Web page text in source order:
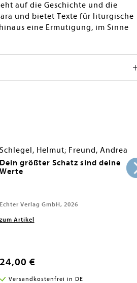
auf die Geschichte und die
und bietet Texte für liturgische
eine Ermutigung, im Sinne
Helmut; Freund, Andrea
größter Schatz sind deine
Verlag GmbH, 2026
Artikel
€
Versandkostenfrei in DE